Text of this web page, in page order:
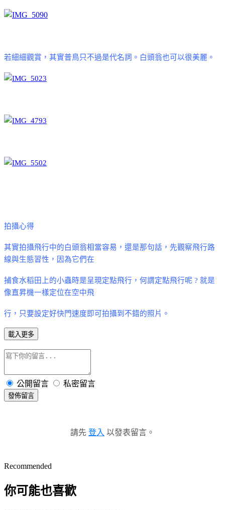
若細細觀賞，其實普鳥只不過是代名詞。白頭翁也可以很美麗。
拍攝心得
其實拍攝飛行中的白頭翁相當容易，還是那句話，先觀察飛行路
線與生態習性，因為它們在
捕食水稻田上的小蟲時是呈現定點飛行，何謂定點飛行呢 ? 就是
像直昇機一樣定位在空中飛
行，只要設定好快門速度即可拍攝到不錯的照片。
載入更多
公開留言 私密留言
發佈留言
請先 登入 以發表留言。
Recommended
你可能也喜歡